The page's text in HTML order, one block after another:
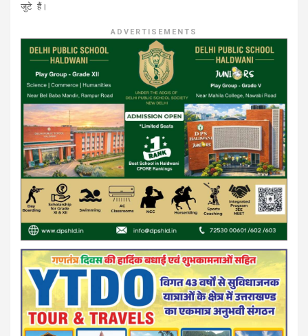
जुटे हैं।
ADVERTISEMENTS